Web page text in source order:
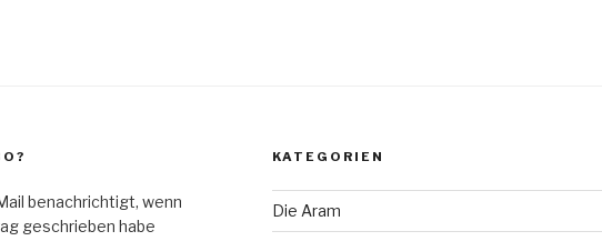
benachrichtigt, wenn
geschrieben habe
KATEGORIEN
Die Aram